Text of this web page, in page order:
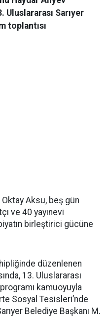
Uluslararası Sarıyer
toplantısı
Oktay Aksu, beş gün
ve 40 yayınevi
birleştirici gücüne
düzenlenen
13. Uluslararası
kamuoyuyla
Sosyal Tesisleri’nde
Belediye Başkanı M.